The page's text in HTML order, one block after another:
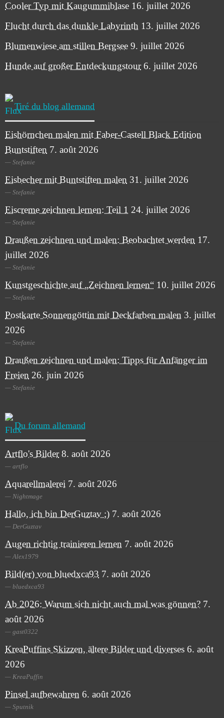
Cooler Typ mit Kaugummiblase 16. juillet 2026
Flucht durch das dunkle Labyrinth 13. juillet 2026
Blumenwiese am stillen Bergsee 9. juillet 2026
Hunde auf großer Entdeckungstour 6. juillet 2026
Tiré du blog allemand
Eishörnchen malen mit Faber-Castell Black Edition
Buntstiften 7. août 2026
Stefanie
Eisbecher mit Buntstiften malen 31. juillet 2026
Stefanie
Eiscreme zeichnen lernen: Teil 1 24. juillet 2026
Stefanie
Draußen zeichnen und malen: Beobachtet werden 17.
juillet 2026
Stefanie
Kunstgeschichte auf „Zeichnen lernen“ 10. juillet 2026
Stefanie
Postkarte Sonnengöttin mit Deckfarben malen 3. juillet
2026
Stefanie
Draußen zeichnen und malen: Tipps für Anfänger im
Freien 26. juin 2026
Stefanie
Du forum allemand
Artflo's Bilder 8. août 2026
artflo
Aquarellmalerei 7. août 2026
Nightmage
Hallo, ich bin DerGuztav ;) 7. août 2026
DerGuztav
Augen richtig trainieren lernen 7. août 2026
Alex1979
Bild(er) von bluedxca93 7. août 2026
bluedxca93
Ab 2026: Warum sich nicht auch mal was gönnen? 7.
août 2026
gast0322
KreaPuffins Skizzen, ältere Bilder und diverses 6. août
2026
KreaPuffin
Pinsel aufbewahren 6. août 2026
Sputnik